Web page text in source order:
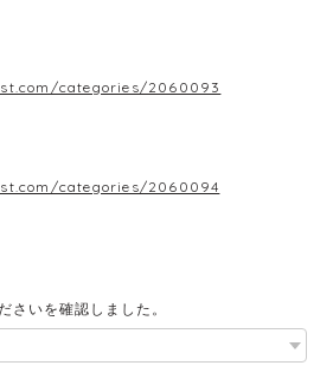
categories/2060093
categories/2060094
さいを確認しました。